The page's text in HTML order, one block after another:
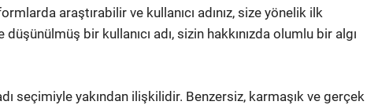
araştırabilir ve kullanıcı adınız, size yönelik ilk
bir kullanıcı adı, sizin hakkınızda olumlu bir algı
seçimiyle yakından ilişkilidir. Benzersiz, karmaşık ve gerçek